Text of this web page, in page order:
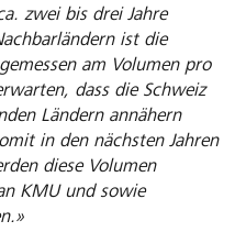
zwei bis drei Jahre
ist die
am Volumen pro
dass die Schweiz
Ländern annähern
in den nächsten Jahren
diese Volumen
KMU und sowie